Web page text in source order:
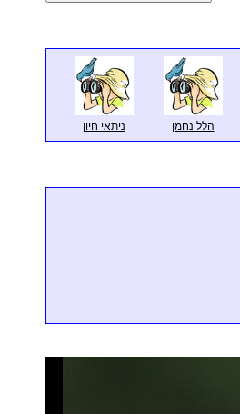
הלל נחמן ניתאי חיון